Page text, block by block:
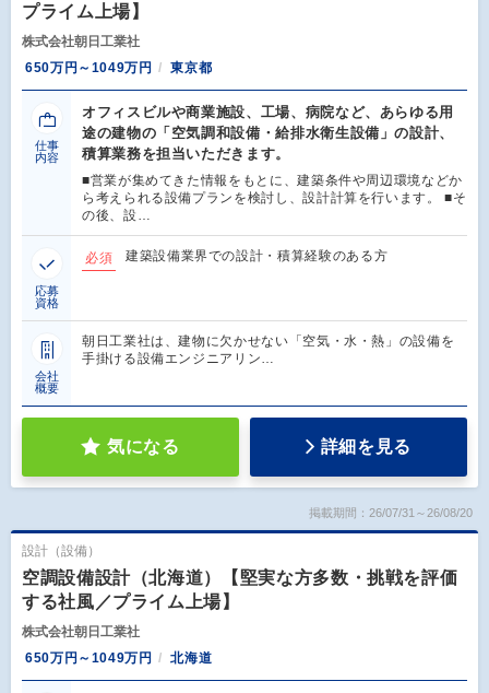
プライム上場】
株式会社朝日工業社
650万円～1049万円
東京都
仕事
内容
オフィスビルや商業施設、工場、病院など、あらゆる用
途の建物の「空気調和設備・給排水衛生設備」の設計、
積算業務を担当いただきます。
■営業が集めてきた情報をもとに、建築条件や周辺環境などか
ら考えられる設備プランを検討し、設計計算を行います。 ■そ
の後、設…
応募
資格
必須 建築設備業界での設計・積算経験のある方
会社
概要
朝日工業社は、建物に欠かせない「空気・水・熱」の設備を
手掛ける設備エンジニアリン…
気になる 詳細を見る
掲載期間：26/07/31～26/08/20
設計（設備）
空調設備設計（北海道）【堅実な方多数・挑戦を評価
する社風／プライム上場】
株式会社朝日工業社
650万円～1049万円
北海道